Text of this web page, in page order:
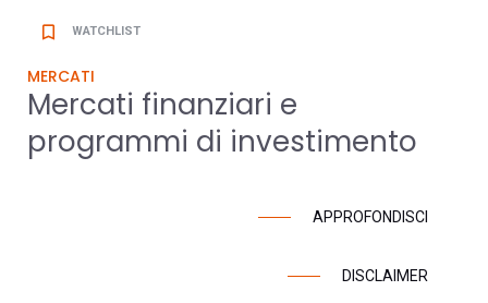
bookmark_border WATCHLIST
MERCATI
Mercati finanziari e
programmi di investimento
APPROFONDISCI
DISCLAIMER